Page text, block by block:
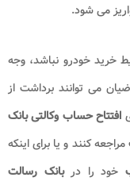
می شود.
خرید خودرو نباشد، وجه
می توانند برداشت از
افتتاح حساب وکالتی بانک
مراجعه کنند و یا برای اینکه
خود را دربانک رسالت